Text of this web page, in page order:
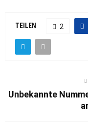
TEILEN 2
Unbekannte